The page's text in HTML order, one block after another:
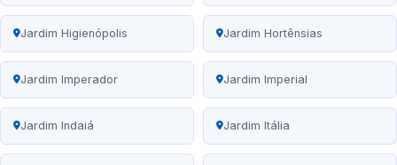
Jardim Higienópolis Jardim Hortênsias
Jardim Imperador Jardim Imperial
Jardim Indaiá Jardim Itália